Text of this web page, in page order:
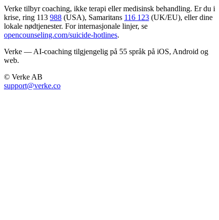
Verke tilbyr coaching, ikke terapi eller medisinsk behandling. Er du i
krise, ring 113 988 (USA), Samaritans 116 123 (UK/EU), eller dine
lokale nødtjenester. For internasjonale linjer, se
opencounseling.com/suicide-hotlines.
Verke — AI-coaching tilgjengelig på 55 språk på iOS, Android og
web.
© Verke AB
support@verke.co